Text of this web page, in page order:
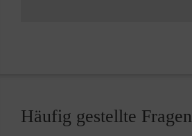
Häufig gestellte Fragen